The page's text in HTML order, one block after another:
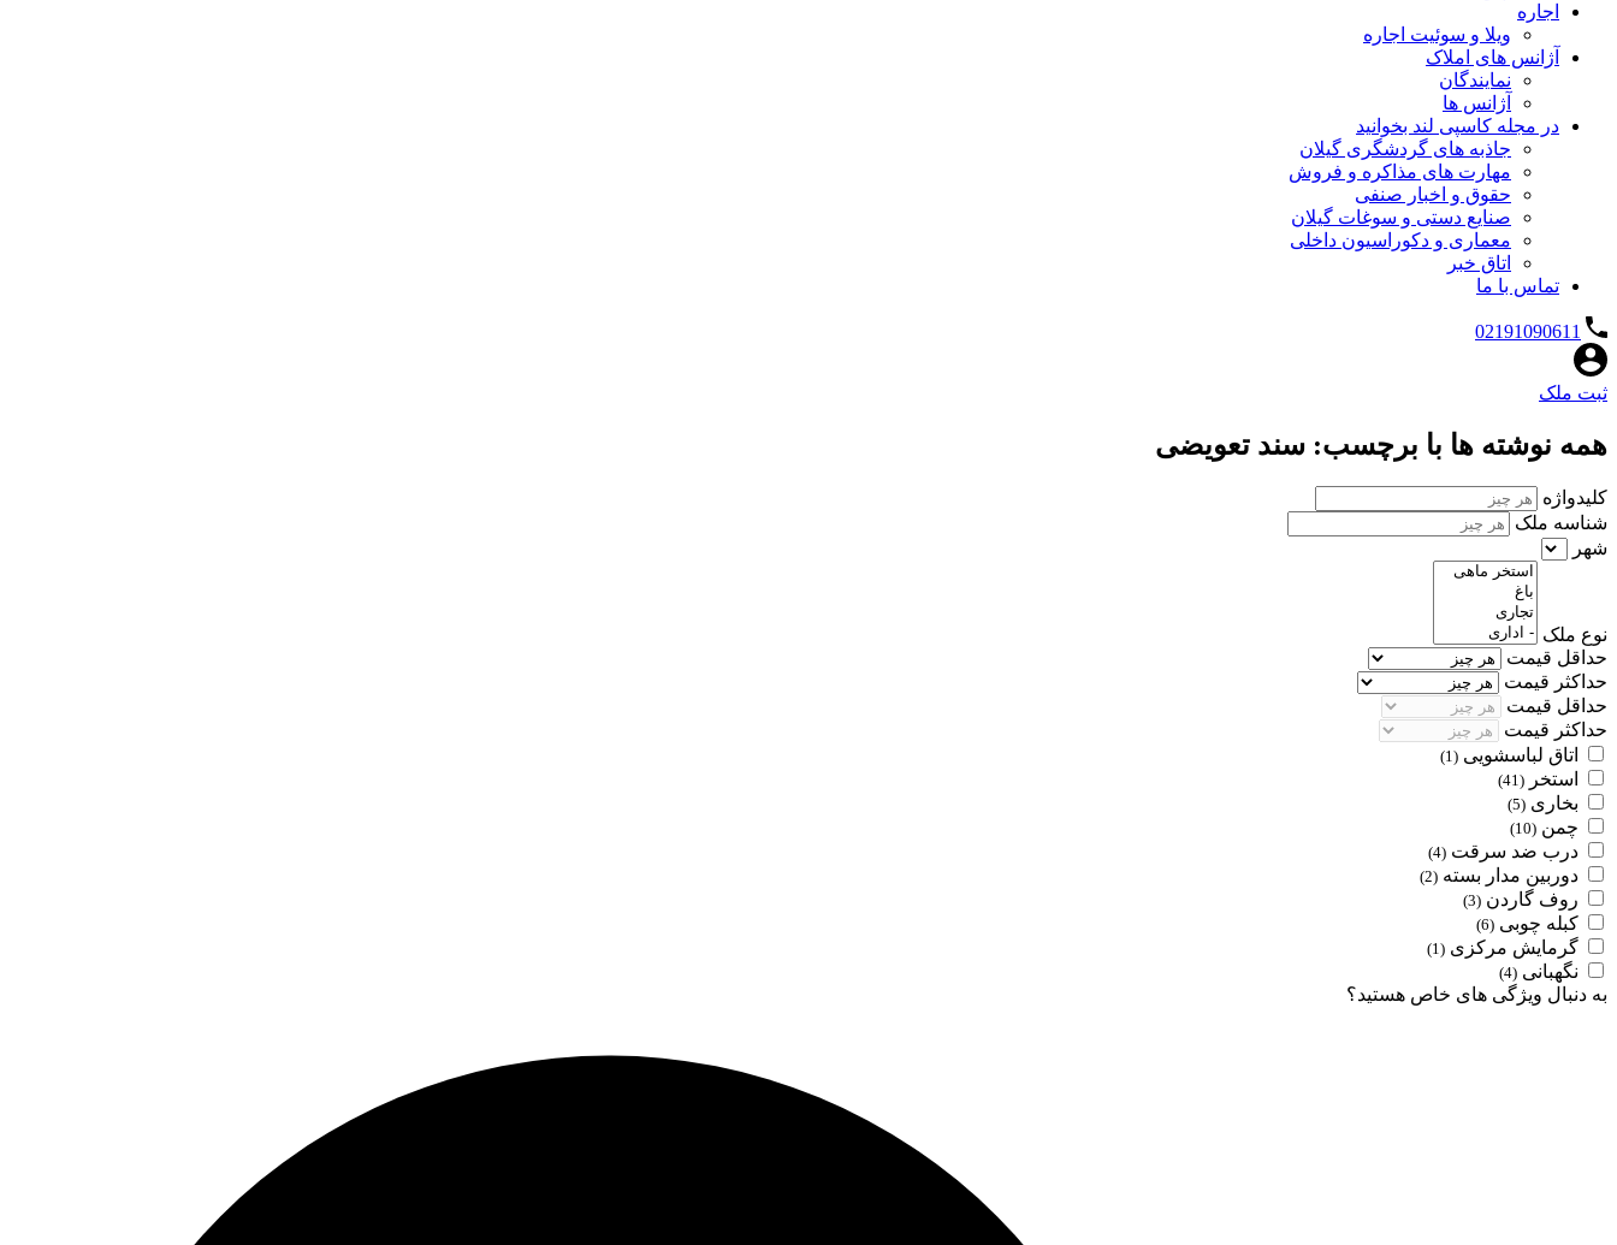
اجاره
ویلا و سوئیت اجاره
آژانس های املاک
نمایندگان
آژانس ها
در مجله کاسپی لند بخوانید
جاذبه های گردشگری گیلان
مهارت های مذاکره و فروش
حقوق و اخبار صنفی
صنایع دستی و سوغات گیلان
معماری و دکوراسیون داخلی
اتاق خبر
تماس با ما
02191090611
ثبت ملک
همه نوشته ها با برچسب: سند تعویضی
کلیدواژه
شناسه ملک
شهر
نوع ملک
حداقل قیمت
حداکثر قیمت
حداقل قیمت
حداکثر قیمت
اتاق لباسشویی (1)
استخر (41)
بخاری (5)
چمن (10)
درب ضد سرقت (4)
دوربین مدار بسته (2)
روف گاردن (3)
کبله چوبی (6)
گرمایش مرکزی (1)
نگهبانی (4)
به دنبال ویژگی های خاص هستید؟